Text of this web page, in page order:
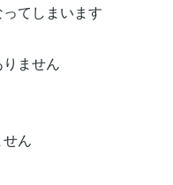
てしまいます
ません
ん